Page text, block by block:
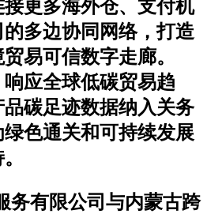
更多海外仓、支付机
多边协同网络，打造
易可信数字走廊。
响应全球低碳贸易趋
碳足迹数据纳入关务
色通关和可持续发展
务有限公司与内蒙古跨